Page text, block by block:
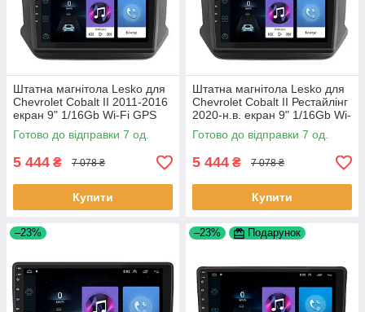
Штатна магнітола Lesko для
Chevrolet Cobalt II 2011-2016
екран 9" 1/16Gb Wi-Fi GPS
Base Шевроле Кобальт 7 шт.
Готово до відправки 7 од.
5 444 ₴ 7 078 ₴
Купити
Штатна магнітола Lesko для
Chevrolet Cobalt II Рестайлінг
2020-н.в. екран 9" 1/16Gb Wi-
Fi GPS Base 7 шт.
Готово до відправки 7 од.
5 444 ₴ 7 078 ₴
Купити
–23% –23% Подарунок